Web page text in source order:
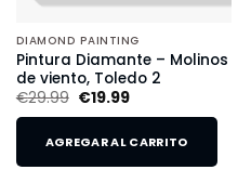
DIAMOND PAINTING
Pintura Diamante – Molinos
de viento, Toledo 2
€29.99 €19.99
AGREGAR AL CARRITO